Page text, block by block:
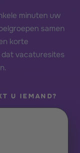
minuten uw
samen
korte
vacaturesites
U IEMAND?